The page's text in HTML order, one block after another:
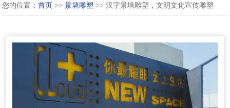
您的位置：首页 >>景墙雕塑 >> 汉字景墙雕塑，文明文化宣传雕塑